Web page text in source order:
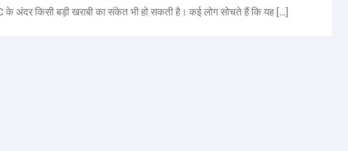
के अंदर किसी बड़ी खराबी का संकेत भी हो सकती है। कई लोग सोचते हैं कि यह […]